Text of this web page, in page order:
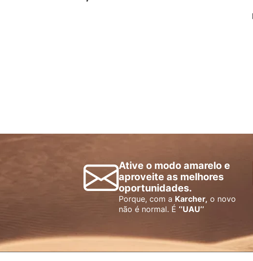
Ative o modo amarelo e
aproveite as melhores
oportunidades.
Porque, com a Karcher, o novo
não é normal. É ‘’UAU’’